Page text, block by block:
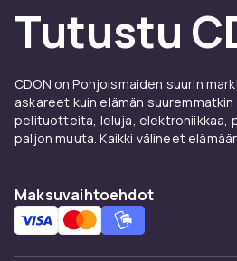
Tutustu
CDON on Pohjoismaiden suurin
askareet kuin elämän
pelituotteita, leluja, elektroniikkaa,
paljon muuta. Kaikki välineet
Maksuvaihtoehdot